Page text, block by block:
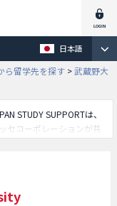
日本語
ら留学先を探す >武蔵野大
STUDY SUPPORTは、
セコーポレーションが共
学部や法学部や人間科
武蔵野大学に関する留
国人留学生募集をして